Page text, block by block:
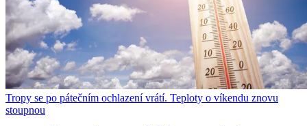
Tropy se po pátečním ochlazení vrátí. Teploty o víkendu znovu
stoupnou